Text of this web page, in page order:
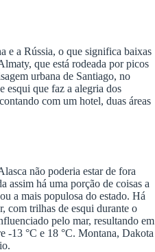
e a Rússia, o que significa baixas
que está rodeada por picos
urbana de Santiago, no
esqui que faz a alegria dos
com um hotel, duas áreas
não poderia estar de fora
assim há uma porção de coisas a
a mais populosa do estado. Há
com trilhas de esqui durante o
pelo mar, resultando em
-13 °C e 18 °C. Montana, Dakota